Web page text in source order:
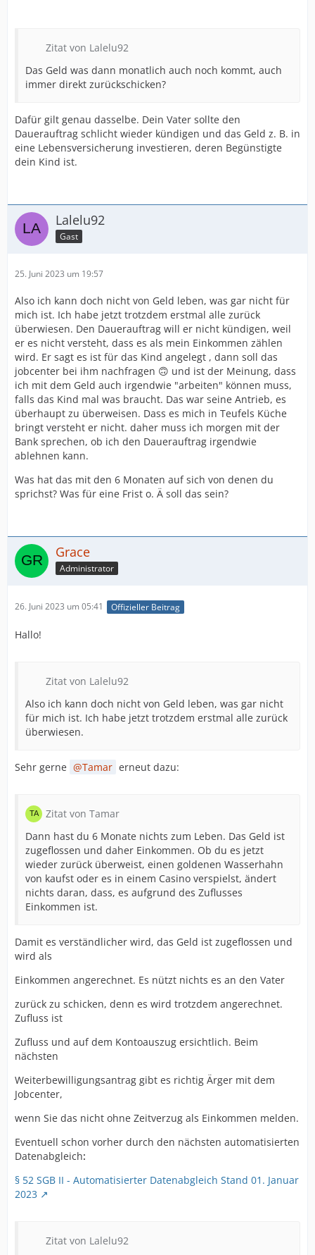
Zitat von Lalelu92
Das Geld was dann monatlich auch noch kommt, auch
immer direkt zurückschicken?
Dafür gilt genau dasselbe. Dein Vater sollte den
Dauerauftrag schlicht wieder kündigen und das Geld z. B. in
eine Lebensversicherung investieren, deren Begünstigte
dein Kind ist.
Lalelu92
Gast
25. Juni 2023 um 19:57
Also ich kann doch nicht von Geld leben, was gar nicht für
mich ist. Ich habe jetzt trotzdem erstmal alle zurück
überwiesen. Den Dauerauftrag will er nicht kündigen, weil
er es nicht versteht, dass es als mein Einkommen zählen
wird. Er sagt es ist für das Kind angelegt , dann soll das
jobcenter bei ihm nachfragen 🙃 und ist der Meinung, dass
ich mit dem Geld auch irgendwie "arbeiten" können muss,
falls das Kind mal was braucht. Das war seine Antrieb, es
überhaupt zu überweisen. Dass es mich in Teufels Küche
bringt versteht er nicht. daher muss ich morgen mit der
Bank sprechen, ob ich den Dauerauftrag irgendwie
ablehnen kann.
Was hat das mit den 6 Monaten auf sich von denen du
sprichst? Was für eine Frist o. Ä soll das sein?
Grace
Administrator
26. Juni 2023 um 05:41 Offizieller Beitrag
Hallo!
Zitat von Lalelu92
Also ich kann doch nicht von Geld leben, was gar nicht
für mich ist. Ich habe jetzt trotzdem erstmal alle zurück
überwiesen.
Sehr gerne Tamar erneut dazu:
Zitat von Tamar
Dann hast du 6 Monate nichts zum Leben. Das Geld ist
zugeflossen und daher Einkommen. Ob du es jetzt
wieder zurück überweist, einen goldenen Wasserhahn
von kaufst oder es in einem Casino verspielst, ändert
nichts daran, dass, es aufgrund des Zuflusses
Einkommen ist.
Damit es verständlicher wird, das Geld ist zugeflossen und
wird als
Einkommen angerechnet. Es nützt nichts es an den Vater
zurück zu schicken, denn es wird trotzdem angerechnet.
Zufluss ist
Zufluss und auf dem Kontoauszug ersichtlich. Beim
nächsten
Weiterbewilligungsantrag gibt es richtig Ärger mit dem
Jobcenter,
wenn Sie das nicht ohne Zeitverzug als Einkommen melden.
Eventuell schon vorher durch den nächsten automatisierten
Datenabgleich:
§ 52 SGB II - Automatisierter Datenabgleich Stand 01. Januar
2023
Zitat von Lalelu92